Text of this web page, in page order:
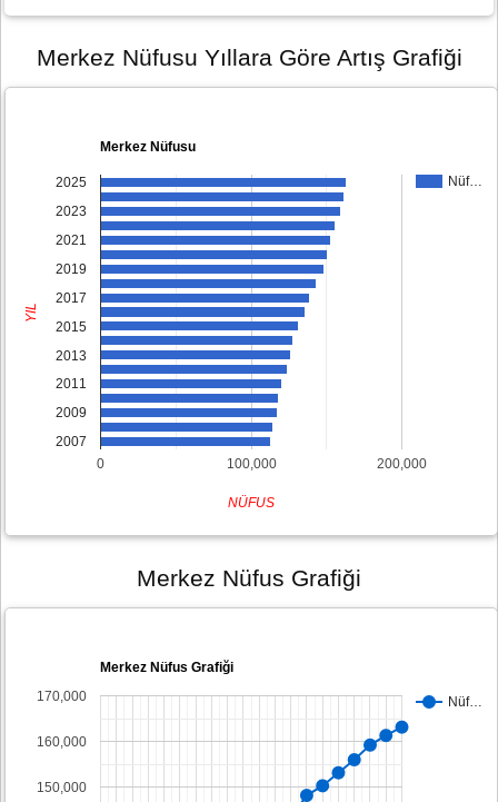
Merkez Nüfusu Yıllara Göre Artış Grafiği
Merkez Nüfusu
Nüf…
0 100,000 200,000
2025
2023
2021
2019
2017
2015
2013
2011
2009
2007
NÜFUS
YIL
Merkez Nüfus Grafiği
Merkez Nüfus Grafiği
Nüf…
150,000
160,000
170,000